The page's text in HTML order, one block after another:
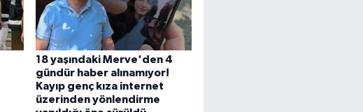
18 yaşındaki Merve'den 4
gündür haber alınamıyor!
Kayıp genç kıza internet
üzerinden yönlendirme